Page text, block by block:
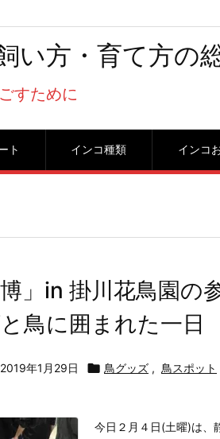
い方・育て方の
すために
ト インコ種類 インコ
博」in 掛川花鳥園の
鳥に囲まれた一日
2019年1月29日  鳥グッズ , 鳥スポット
今日２月４日(土曜)は、